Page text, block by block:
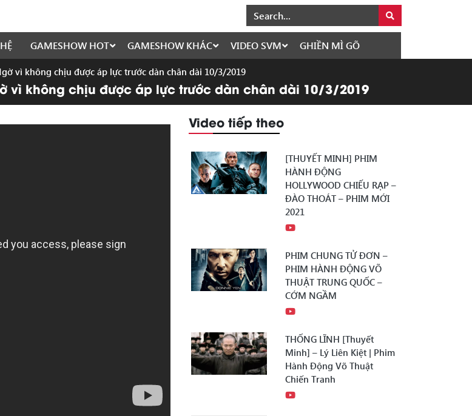
GAMESHOW HOT GAMESHOW KHÁC VIDEO SVM GHIỀN MÌ GÕ
vì không chịu được áp lực trước dàn chân dài 10/3/2019
vì không chịu được áp lực trước dàn chân dài 10/3/2019
Video tiếp theo
[THUYẾT MINH] PHIM
HÀNH ĐỘNG
HOLLYWOOD CHIẾU RẠP –
ĐÀO THOÁT – PHIM MỚI
2021
PHIM CHUNG TỬ ĐƠN –
PHIM HÀNH ĐỘNG VÕ
THUẬT TRUNG QUỐC –
CỚM NGẦM
THỐNG LĨNH [Thuyết
Minh] – Lý Liên Kiệt | Phim
Hành Động Võ Thuật
Chiến Tranh